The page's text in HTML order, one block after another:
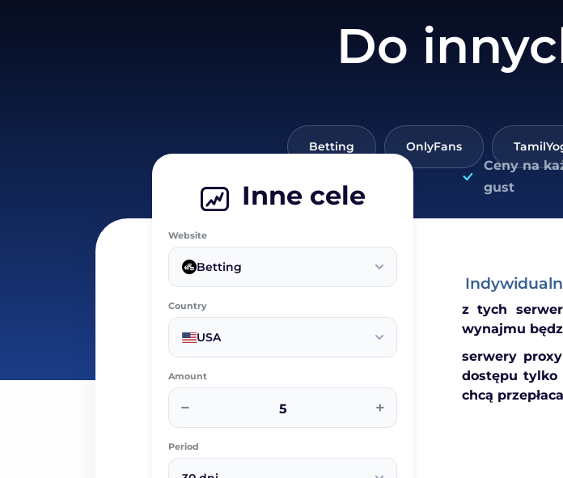
Do
Betting OnlyFans
Ceny na
gust
Inne cele
Website
Betting
Country
USA
Amount
− +
Period
z tych
wynajmu
serwery
dostępu tylko
chcą